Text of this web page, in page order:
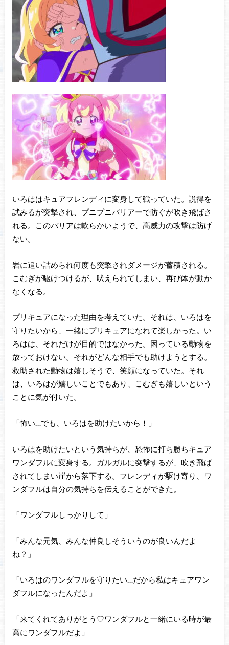
いろははキュアフレンディに変身して戦っていた。説得を
試みるが突撃され、プニプニバリアーで防ぐが吹き飛ばさ
れる。このバリアは軟らかいようで、高威力の攻撃は防げ
ない。
岩に追い詰められ何度も突撃されダメージが蓄積される。
こむぎが駆けつけるが、吠えられてしまい、再び体が動か
なくなる。
プリキュアになった理由を考えていた。それは、いろはを
守りたいから、一緒にプリキュアになれて楽しかった。い
ろはは、それだけが目的ではなかった。困っている動物を
放っておけない。それがどんな相手でも助けようとする。
救助された動物は嬉しそうで、笑顔になっていた。それ
は、いろはが嬉しいことでもあり、こむぎも嬉しいという
ことに気が付いた。
「怖い…でも、いろはを助けたいから！」
いろはを助けたいという気持ちが、恐怖に打ち勝ちキュア
ワンダフルに変身する。ガルガルに突撃するが、吹き飛ば
されてしまい崖から落下する。フレンディが駆け寄り、ワ
ンダフルは自分の気持ちを伝えることができた。
「ワンダフルしっかりして」
「みんな元気、みんな仲良しそういうのが良いんだよ
ね？」
「いろはのワンダフルを守りたい…だから私はキュアワン
ダフルになったんだよ」
「来てくれてありがとう♡ワンダフルと一緒にいる時が最
高にワンダフルだよ」